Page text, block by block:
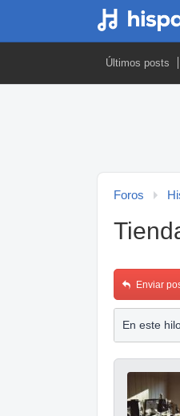
Últimos posts
Foros
Enviar